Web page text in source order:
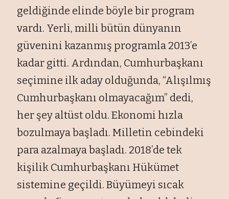
geldiğinde elinde böyle bir program
vardı. Yerli, milli bütün dünyanın
güvenini kazanmış programla 2013’e
kadar gitti. Ardından, Cumhurbaşkanı
seçimine ilk aday olduğunda, “Alışılmış
Cumhurbaşkanı olmayacağım” dedi,
her şey altüst oldu. Ekonomi hızla
bozulmaya başladı. Milletin cebindeki
para azalmaya başladı. 2018’de tek
kişilik Cumhurbaşkanı Hükümet
sistemine geçildi. Büyümeyi sıcak